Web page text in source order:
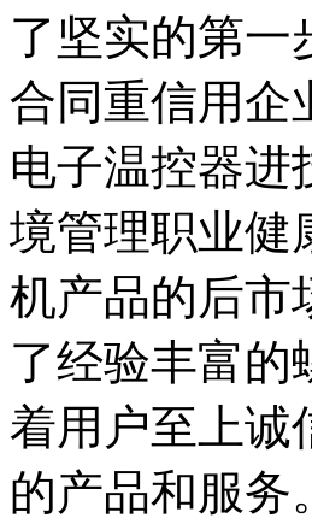
了坚实的第一
合同重信用企
电子温控器进
境管理职业健
机产品的后市
了经验丰富的
着用户至上诚
的产品和服务